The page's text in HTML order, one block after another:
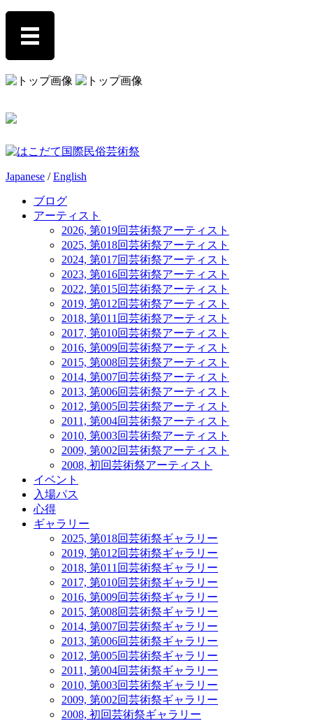
Japanese /English
ブログ
アーティスト
2026, 第019回芸術祭アーティスト
2025, 第018回芸術祭アーティスト
2024, 第017回芸術祭アーティスト
2023, 第016回芸術祭アーティスト
2022, 第015回芸術祭アーティスト
2019, 第012回芸術祭アーティスト
2018, 第011回芸術祭アーティスト
2017, 第010回芸術祭アーティスト
2016, 第009回芸術祭アーティスト
2015, 第008回芸術祭アーティスト
2014, 第007回芸術祭アーティスト
2013, 第006回芸術祭アーティスト
2012, 第005回芸術祭アーティスト
2011, 第004回芸術祭アーティスト
2010, 第003回芸術祭アーティスト
2009, 第002回芸術祭アーティスト
2008, 初回芸術祭アーティスト
イベント
入場パス
心得
ギャラリー
2025, 第018回芸術祭ギャラリー
2019, 第012回芸術祭ギャラリー
2018, 第011回芸術祭ギャラリー
2017, 第010回芸術祭ギャラリー
2016, 第009回芸術祭ギャラリー
2015, 第008回芸術祭ギャラリー
2014, 第007回芸術祭ギャラリー
2013, 第006回芸術祭ギャラリー
2012, 第005回芸術祭ギャラリー
2011, 第004回芸術祭ギャラリー
2010, 第003回芸術祭ギャラリー
2009, 第002回芸術祭ギャラリー
2008, 初回芸術祭ギャラリー